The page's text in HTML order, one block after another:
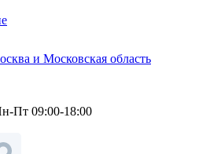
и Московская область
Пт 09:00-18:00